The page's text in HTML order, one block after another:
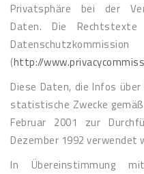
Privatsphäre bei der
Daten. Die
(http://
Diese Daten, die Infos
statistische Zwecke
Februar 2001 zur
Dezember 1992 verwendet
In Übereinstimmung